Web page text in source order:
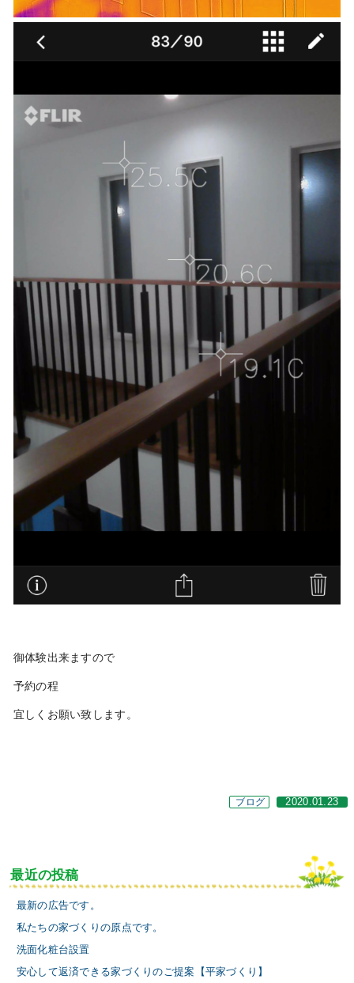
御体験出来ますので
予約の程
宜しくお願い致します。
ブログ 2020.01.23
最近の投稿
最新の広告です。
私たちの家づくりの原点です。
洗面化粧台設置
安心して返済できる家づくりのご提案【平家づくり】